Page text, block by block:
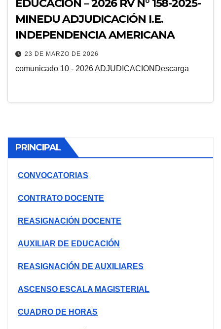
EDUCACIÓN – 2026 RV N° 158-2025-
MINEDU ADJUDICACIÓN I.E.
INDEPENDENCIA AMERICANA
23 DE MARZO DE 2026
comunicado 10 - 2026 ADJUDICACIONDescarga
PRINCIPAL
CONVOCATORIAS
CONTRATO DOCENTE
REASIGNACIÓN DOCENTE
AUXILIAR DE EDUCACIÓN
REASIGNACIÓN DE AUXILIARES
ASCENSO ESCALA MAGISTERIAL
CUADRO DE HORAS